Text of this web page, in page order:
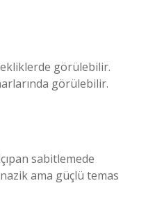
görülebilir.
görülebilir.
sabitlemede
ama güçlü temas